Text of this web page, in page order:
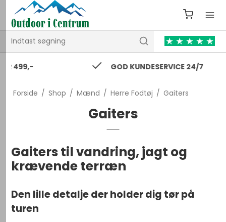
GOD KUNDESERVICE 24/7
Forside / Shop / Mænd / Herre Fodtøj / Gaiters
Gaiters
Gaiters til vandring, jagt og
krævende terræn
Den lille detalje der holder dig tør på
turen